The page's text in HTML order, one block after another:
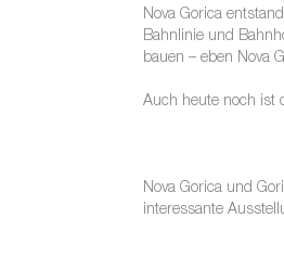
Nova Gorica
Bahnlinie und
bauen – eben Nova
Auch heute noch ist
Nova Gorica und
interessante